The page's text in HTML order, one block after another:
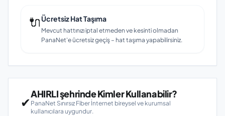
🔌Ücretsiz Hat Taşıma
Mevcut hattınızı iptal etmeden ve kesinti olmadan
PanaNet'e ücretsiz geçiş – hat taşıma yapabilirsiniz.
✔
AHIRLI şehrinde Kimler Kullanabilir?
PanaNet Sınırsız Fiber İnternet bireysel ve kurumsal
kullanıcılara uygundur.